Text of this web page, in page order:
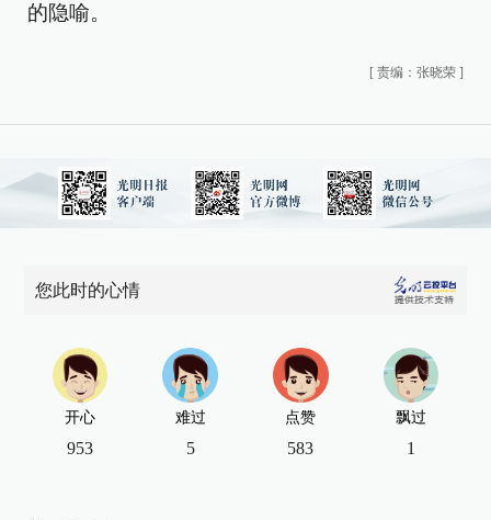
的隐喻。
[ 责编：张晓荣 ]
您此时的心情
开心
953
难过
5
点赞
583
飘过
1